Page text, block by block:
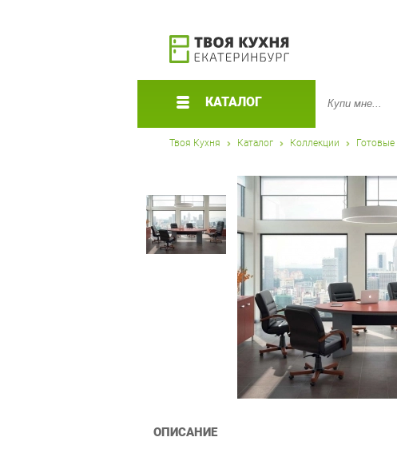
КАТАЛОГ
Твоя Кухня Каталог Коллекции
ОПИСАНИЕ